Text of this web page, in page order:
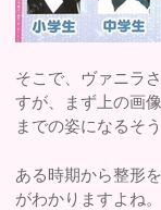
そこで、ヴァニラ
すが、まず上の画
までの姿になるそう
ある時期から整形
がわかりますよね。